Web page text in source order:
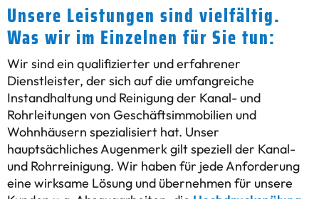
Unsere Leistungen sind vielfältig.
Was wir im Einzelnen für Sie tun:
Wir sind ein qualifizierter und erfahrener
Dienstleister, der sich auf die umfangreiche
Instandhaltung und Reinigung der Kanal- und
Rohrleitungen von Geschäftsimmobilien und
Wohnhäusern spezialisiert hat. Unser
hauptsächliches Augenmerk gilt speziell der Kanal-
und Rohrreinigung. Wir haben für jede Anforderung
eine wirksame Lösung und übernehmen für unsere